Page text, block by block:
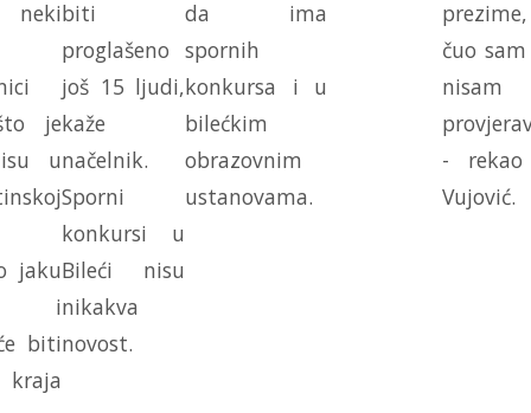
neki
je
u
jaku
i
biti
biti
proglašeno
još 15 ljudi,
kaže
načelnik.
Sporni
konkursi u
Bileći nisu
nikakva
novost.
da ima
spornih
konkursa i u
bilećkim
obrazovnim
ustanovama.
prezime,
čuo
nisam
-
Vujović.